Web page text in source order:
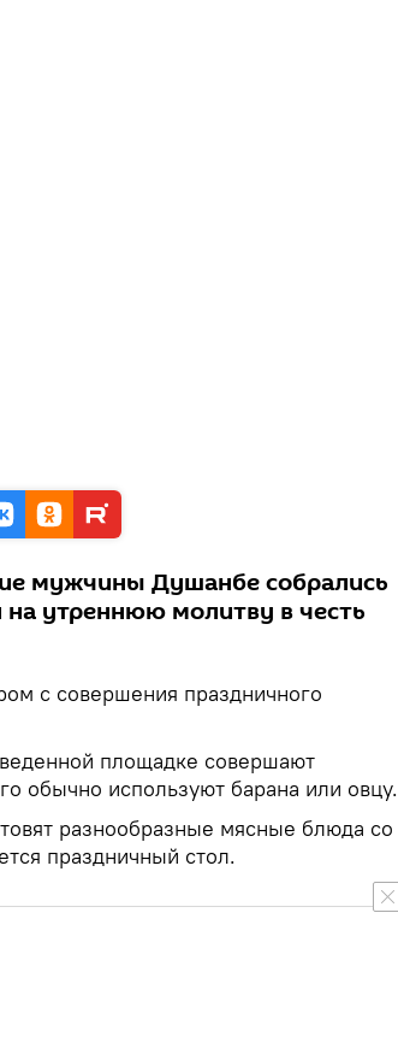
мужчины Душанбе собрались
утреннюю молитву в честь
с совершения праздничного
площадке совершают
обычно используют барана или овцу.
разнообразные мясные блюда со
праздничный стол.